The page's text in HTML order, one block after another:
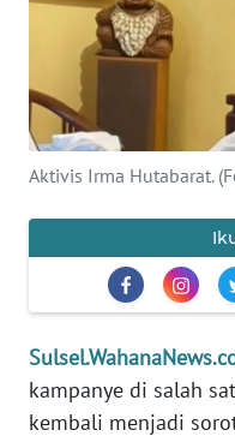
Aktivis Irma Hutabarat.
kampanye di salah
kembali menjadi
BERITA
KONTAK
KAMI
KAMI
PEDOMAN
MEDIA
SIBER